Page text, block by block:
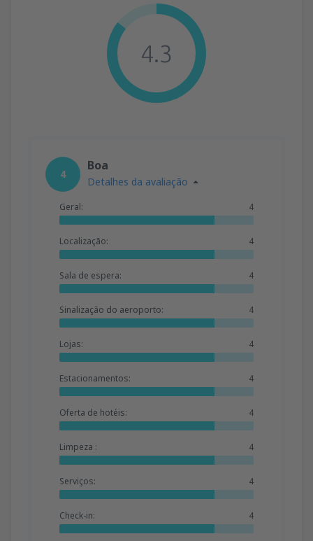
4.3
4
Boa
Detalhes da avaliação
Geral: 4
Localização: 4
Sala de espera: 4
Sinalização do aeroporto: 4
Lojas: 4
Estacionamentos: 4
Oferta de hotéis: 4
Limpeza : 4
Serviços: 4
Check-in: 4